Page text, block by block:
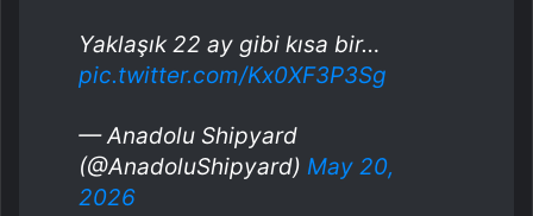
Yaklaşık 22 ay gibi kısa bir…
pic.twitter.com/Kx0XF3P3Sg
— Anadolu Shipyard
(@AnadoluShipyard) May 20,
2026